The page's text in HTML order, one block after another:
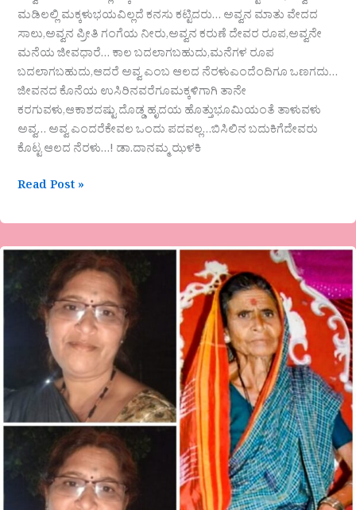
ಮಡಿಲಲ್ಲಿ ಮಕ್ಕಳುಭಯವಿಲ್ಲದೆ ಕನಸು ಕಟ್ಟಿದರು… ಅವ್ವನ ಮಾತು ವೇದದ
ಸಾಲು,ಅವ್ವನ ಪ್ರೀತಿ ಗಂಗೆಯ ನೀರು,ಅವ್ವನ ಕರುಣೆ ದೇವರ ರೂಪ,ಅವ್ವನೇ
ಮನೆಯ ಜೀವಧಾರೆ… ಕಾಲ ಬದಲಾಗಬಹುದು,ಮನೆಗಳ ರೂಪ
ಬದಲಾಗಬಹುದು,ಆದರೆ ಅವ್ವ ಎಂಬ ಆಲದ ನೆರಳುಎಂದೆಂದಿಗೂ ಒಣಗದು…
ಜೀವನದ ಕೊನೆಯ ಉಸಿರಿನವರೆಗೂಮಕ್ಕಳಿಗಾಗಿ ತಾನೇ
ಕರಗುವಳು,ಆಕಾಶದಷ್ಟು ದೊಡ್ಡ ಹೃದಯ ಹೊತ್ತುಭೂಮಿಯಂತೆ ತಾಳುವಳು
ಅವ್ವ… ಅವ್ವ ಎಂದರೆಕೇವಲ ಒಂದು ಪದವಲ್ಲ…ಬಿಸಿಲಿನ ಬದುಕಿಗೆದೇವರು
ಕೊಟ್ಟ ಆಲದ ನೆರಳು…! ಡಾ.‌ದಾನಮ್ಮ ಝಳಕಿ
Read Post »
ಡಾ.ಭಾರತಿ‌
ಅಶೋಕ್
ವಿಶೇಷ
“ಅಮ್ಮಾ….”